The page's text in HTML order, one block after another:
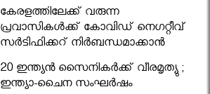
കേരളത്തിലേക്ക് വരുന്ന
പ്രവാസികള്‍ക്ക് കോവിഡ് നെഗറ്റീവ്
സര്‍ട്ടിഫിക്കറ്റ് നിർബന്ധമാക്കാൻ
മന്ത്രിസഭ
20 ഇന്ത്യൻ സൈനികർക്ക് വീരമൃത്യു ;
ഇന്ത്യാ-ചൈന സംഘർഷം